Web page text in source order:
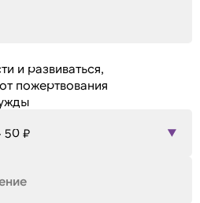
и развиваться,
пожертвования
50 ₽